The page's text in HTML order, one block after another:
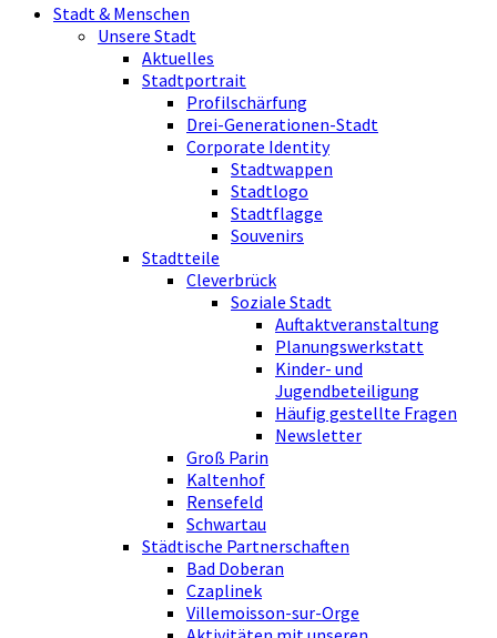
Stadt & Menschen
Unsere Stadt
Aktuelles
Stadtportrait
Profilschärfung
Drei-Generationen-Stadt
Corporate Identity
Stadtwappen
Stadtlogo
Stadtflagge
Souvenirs
Stadtteile
Cleverbrück
Soziale Stadt
Auftaktveranstaltung
Planungswerkstatt
Kinder- und
Jugendbeteiligung
Häufig gestellte Fragen
Newsletter
Groß Parin
Kaltenhof
Rensefeld
Schwartau
Städtische Partnerschaften
Bad Doberan
Czaplinek
Villemoisson-sur-Orge